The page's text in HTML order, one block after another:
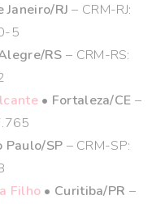
Janeiro/RJ – CRM-RJ:
5
RS – CRM-RS:
• Fortaleza/CE –
Paulo/SP – CRM-SP:
Filho • Curitiba/PR –